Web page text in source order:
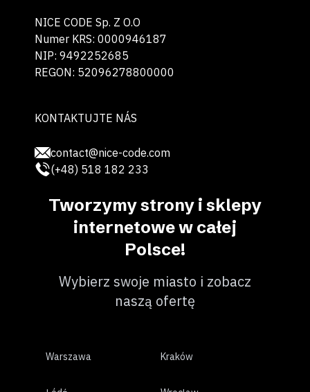
NICE CODE Sp. Z O.O
Numer KRS: 0000946187
NIP: 9492252685
REGON: 52096278800000
KONTAKTUJTE NÁS
contact@nice-code.com
(+48) 518 182 233
Tworzymy strony i sklepy
internetowe w całej
Polsce!
Wybierz swoje miasto i zobacz
naszą ofertę
Warszawa Kraków